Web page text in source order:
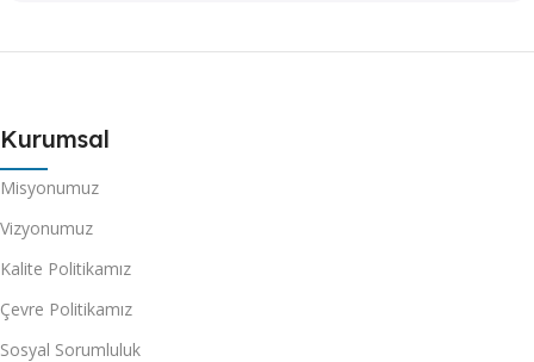
Kurumsal
Misyonumuz
Vizyonumuz
Kalite Politikamız
Çevre Politikamız
Sosyal Sorumluluk